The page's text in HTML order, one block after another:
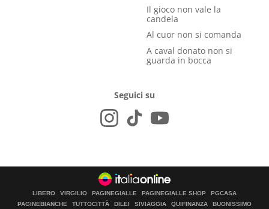
Il gioco non vale la
candela
Al cuor non si comanda
A caval donato non si
guarda in bocca
Seguici su
LIBERO VIRGILIO PAGINEGIALLE PAGINEGIALLE SHOP
PGCASA
PAGINEBIANCHE
TUTTOCITTÀ DILEI SIVIAGGIA QUIFINANZA BUONISSIMO